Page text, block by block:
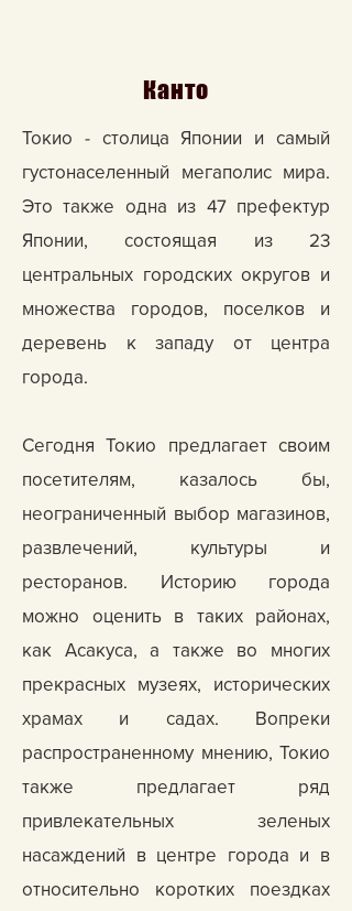
Канто
Токио - столица Японии и самый
густонаселенный мегаполис мира.
Это также одна из 47 префектур
Японии, состоящая из 23
центральных городских округов и
множества городов, поселков и
деревень к западу от центра
города.
Сегодня Токио предлагает своим
посетителям, казалось бы,
неограниченный выбор магазинов,
развлечений, культуры и
ресторанов. Историю города
можно оценить в таких районах,
как Асакуса, а также во многих
прекрасных музеях, исторических
храмах и садах. Вопреки
распространенному мнению, Токио
также предлагает ряд
привлекательных зеленых
насаждений в центре города и в
относительно коротких поездках